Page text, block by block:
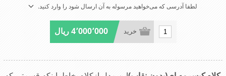
لطفا آدرسی که می‌خواهید مرسوله به آن ارسال شود را وارد کنید.
خرید 4٬000٬000 ریال